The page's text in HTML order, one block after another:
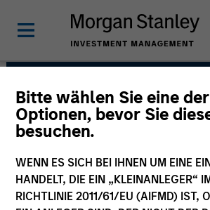
Bitte wählen Sie eine
Optionen, bevor Sie
besuchen.
WENN ES SICH BEI IHNEN UM EINE
HANDELT, DIE EIN „KLEINANLEGER“
RICHTLINIE 2011/61/EU (AIFMD) IST,
Mortgage &
Team